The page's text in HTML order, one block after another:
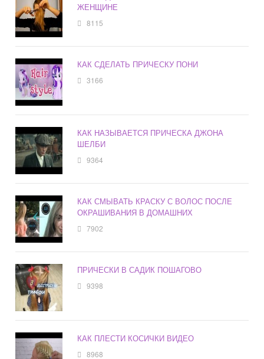
ЖЕНЩИНЕ
8115
КАК СДЕЛАТЬ ПРИЧЕСКУ ПОНИ
3166
КАК НАЗЫВАЕТСЯ ПРИЧЕСКА ДЖОНА
ШЕЛБИ
9364
КАК СМЫВАТЬ КРАСКУ С ВОЛОС ПОСЛЕ
ОКРАШИВАНИЯ В ДОМАШНИХ
7902
ПРИЧЕСКИ В САДИК ПОШАГОВО
9398
КАК ПЛЕСТИ КОСИЧКИ ВИДЕО
8968